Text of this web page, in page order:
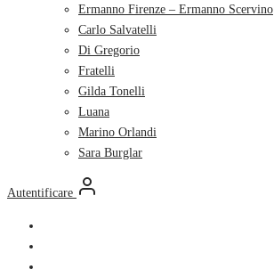
Ermanno Firenze – Ermanno Scervino
Carlo Salvatelli
Di Gregorio
Fratelli
Gilda Tonelli
Luana
Marino Orlandi
Sara Burglar
Autentificare